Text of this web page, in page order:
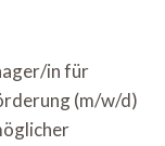
in für
(m/w/d)